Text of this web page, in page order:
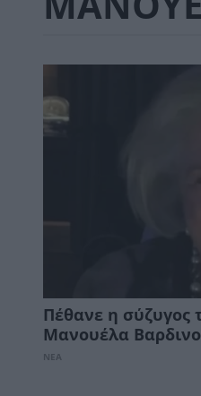
Πέθανε η σύζυγος
Μανουέλα
ΝΕΑ